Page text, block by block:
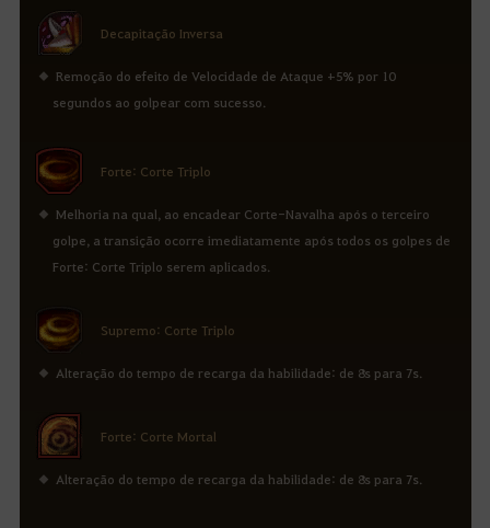
Decapitação Inversa
Remoção do efeito de Velocidade de Ataque +5% por 10
segundos ao golpear com sucesso.
Forte: Corte Triplo
Melhoria na qual, ao encadear Corte-Navalha após o terceiro
golpe, a transição ocorre imediatamente após todos os golpes de
Forte: Corte Triplo serem aplicados.
Supremo: Corte Triplo
Alteração do tempo de recarga da habilidade: de 8s para 7s.
Forte: Corte Mortal
Alteração do tempo de recarga da habilidade: de 8s para 7s.